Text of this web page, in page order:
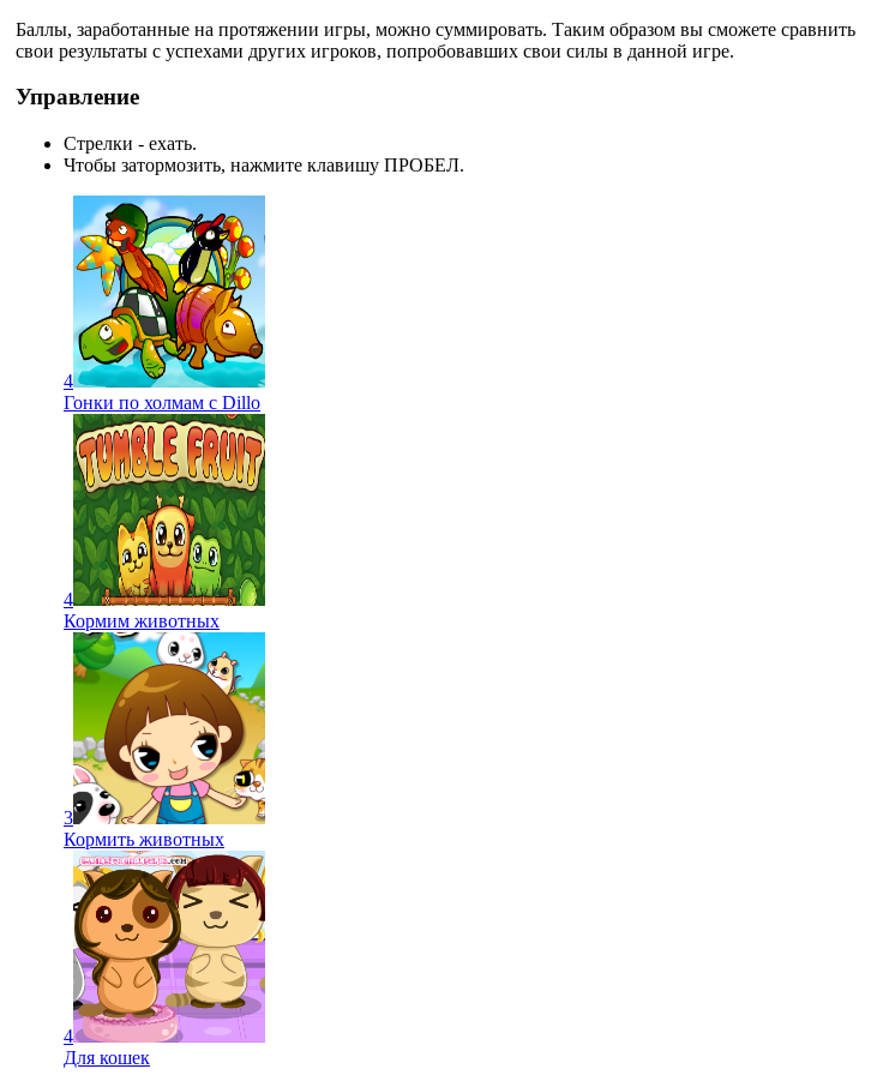
Баллы, заработанные на протяжении игры, можно суммировать. Таким образом вы сможете сравнить
свои результаты с успехами других игроков, попробовавших свои силы в данной игре.
Управление
Стрелки - ехать.
Чтобы затормозить, нажмите клавишу ПРОБЕЛ.
4
Гонки по холмам с Dillo
4
Кормим животных
3
Кормить животных
4
Для кошек